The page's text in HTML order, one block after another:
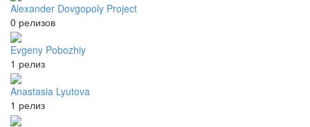
Alexander Dovgopoly Project
0 релизов
Evgeny Pobozhiy
1 релиз
Anastasia Lyutova
1 релиз